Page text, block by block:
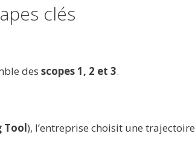
clés
des scopes 1, 2 et 3.
Tool), l’entreprise choisit une trajectoire